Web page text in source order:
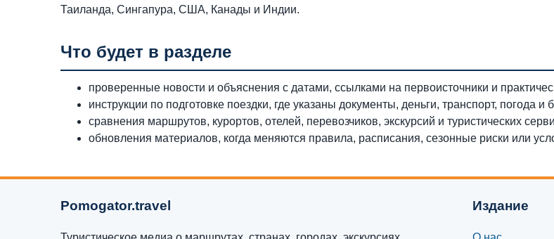
Таиланда, Сингапура, США, Канады и Индии.
Что будет в разделе
проверенные новости и объяснения с датами, ссылками на первоисточники и
инструкции по подготовке поездки, где указаны документы, деньги, транспорт, погода и
сравнения маршрутов, курортов, отелей, перевозчиков, экскурсий и туристических
обновления материалов, когда меняются правила, расписания, сезонные риски или
Pomogator.travel Издание